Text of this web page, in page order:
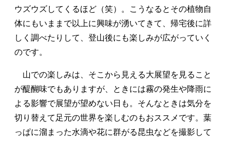
ウズウズしてくるほど（笑）。こうなるとその植物自
体にもいままで以上に興味が湧いてきて、帰宅後に詳
しく調べたりして、登山後にも楽しみが広がっていく
のです。
山での楽しみは、そこから見える大展望を見ること
が醍醐味でもありますが、ときには霧の発生や降雨に
よる影響で展望が望めない日も。そんなときは気分を
切り替えて足元の世界を楽しむのもおススメです。葉
っぱに溜まった水滴や花に群がる昆虫などを撮影して